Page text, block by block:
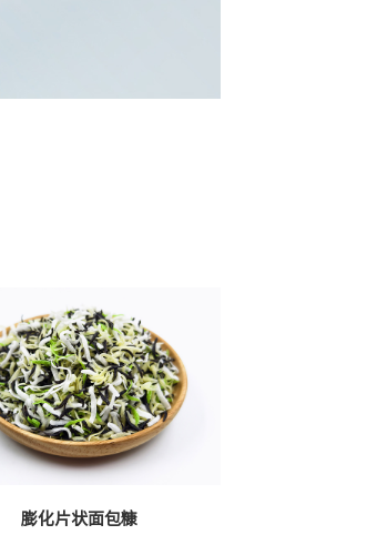
膨化片状面包糠